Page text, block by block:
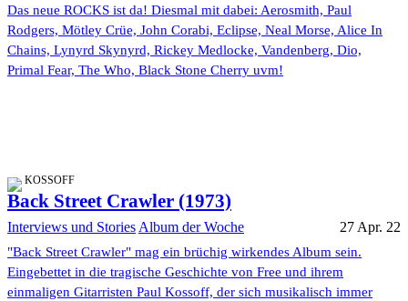
Das neue ROCKS ist da! Diesmal mit dabei: Aerosmith, Paul
Rodgers, Mötley Crüe, John Corabi, Eclipse, Neal Morse, Alice In
Chains, Lynyrd Skynyrd, Rickey Medlocke, Vandenberg, Dio,
Primal Fear, The Who, Black Stone Cherry uvm!
KOSSOFF
Back Street Crawler (1973)
Interviews und Stories Album der Woche 27 Apr. 22
"Back Street Crawler" mag ein brüchig wirkendes Album sein.
Eingebettet in die tragische Geschichte von Free und ihrem
einmaligen Gitarristen Paul Kossoff, der sich musikalisch immer